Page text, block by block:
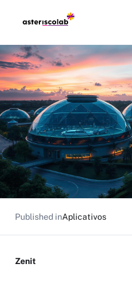
Published inAplicativos
Zenit